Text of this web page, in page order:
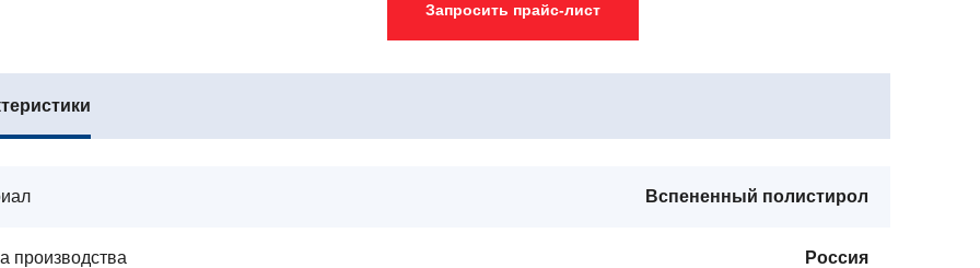
Запросить прайс-лист
Вспененный полистирол
производства Россия